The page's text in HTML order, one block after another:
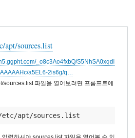
apt/sources.list
_o8c3Ao4fxbQ/S5NhSA0xqdI
a5EL6-2is6g/q…
sources.list 파일을 열어보려면 프롬프트에
apt/sources.list